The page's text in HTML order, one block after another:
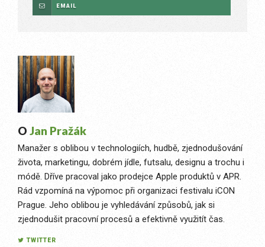
EMAIL
O Jan Pražák
Manažer s oblibou v technologiích, hudbě, zjednodušování
života, marketingu, dobrém jídle, futsalu, designu a trochu i
módě. Dříve pracoval jako prodejce Apple produktů v APR.
Rád vzpomíná na výpomoc při organizaci festivalu iCON
Prague. Jeho oblibou je vyhledávání způsobů, jak si
zjednodušit pracovní procesů a efektivně využitít čas.
TWITTER